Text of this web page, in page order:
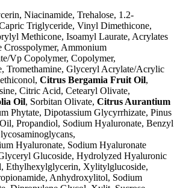
Niacinamide, Trehalose, 1.2-
Triglyceride, Vinyl Dimethicone,
Methicone, Isoamyl Laurate, Acrylates
Ammonium
Vp Copolymer, Copolymer,
Tromethamine, Glyceryl Acrylate/Acrylic
Citrus Bergamia Fruit Oil,
Citric Acid, Cetearyl Olivate,
Oil, Sorbitan Olivate, Citrus Aurantium
Phytate, Dipotassium Glycyrrhizate, Pinus
Propandiol, Sodium Hyaluronate, Benzyl
Hyaluronate, Sodium Hyaluronate
Glucoside, Hydrolyzed Hyaluronic
Ethylhexylglycerin, Xylitylglucoside,
Anhydroxylitol, Sodium